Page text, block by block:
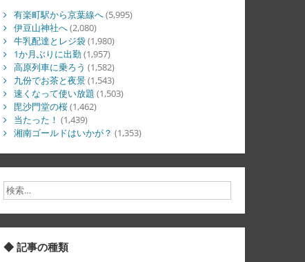
有楽町駅から京葉線へ(5,995)
伊豆山神社へ(2,080)
牛乳配達とレジ袋(1,980)
1か月ぶりに出勤(1,957)
高原列車に乗ろう (1,582)
九份でお茶と夜景(1,543)
速くなって使い放題 (1,503)
毘沙門堂の桜(1,462)
当たった！ (1,439)
湘南ゴールドはいかが？ (1,353)
◆ 記事の種類